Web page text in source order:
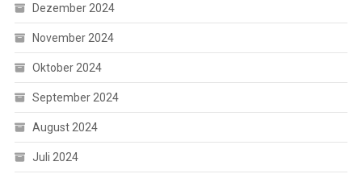
Dezember 2024
November 2024
Oktober 2024
September 2024
August 2024
Juli 2024